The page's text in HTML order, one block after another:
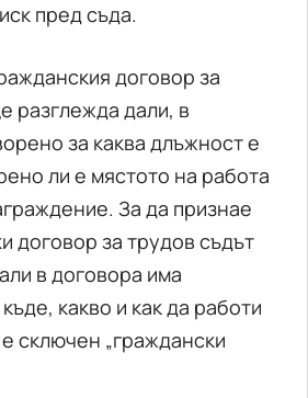
пред съда.
договор за
разглежда дали, в
за каква длъжност е
ли е мястото на работа
За да признае
договор за трудов съдът
в договора има
какво и как да работи
сключен „граждански